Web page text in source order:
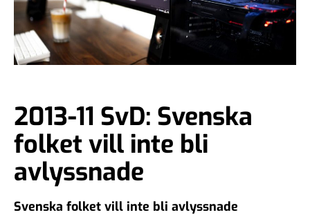
2013-11 SvD: Svenska
folket vill inte bli
avlyssnade
Svenska folket vill inte bli avlyssnade